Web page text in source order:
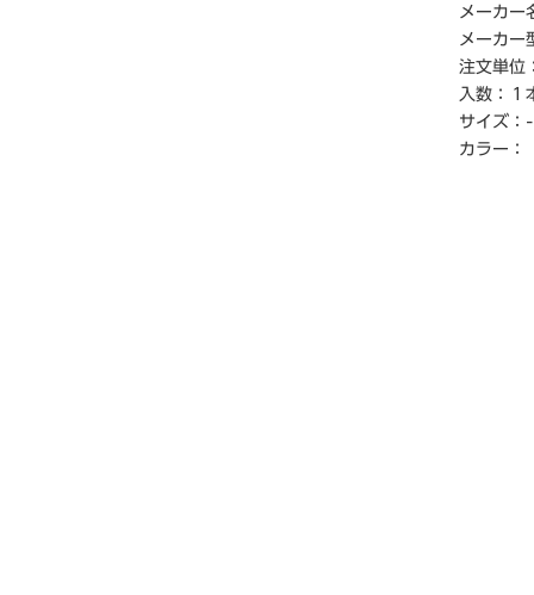
※こちら
※商品仕
※仕入先
届けでき
※詳細納
メーカー
メーカー
注文単位
入数：
１
サイズ： -
カラー：